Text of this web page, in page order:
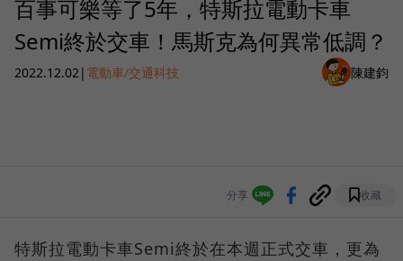
百事可樂等了5年，特斯拉電動卡車
Semi終於交車！馬斯克為何異常低調？
2022.12.02 | 電動車/交通科技 陳建鈞
分享 收藏
特斯拉電動卡車Semi終於在本週正式交車，更為